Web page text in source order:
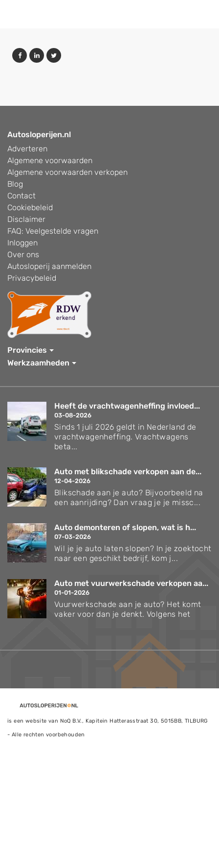
Autosloperijen.nl
Adverteren
Algemene voorwaarden
Algemene voorwaarden verkopen
Blog
Contact
Cookiebeleid
Disclaimer
FAQ: Veelgestelde vragen
Inloggen
Over ons
Autosloperij aanmelden
Privacybeleid
Provincies
Werkzaamheden
Heeft de vrachtwagenheffing invloed...
03-08-2026
Sinds 1 juli 2026 geldt in Nederland de
vrachtwagenheffing. Vrachtwagens
beta...
Auto met blikschade verkopen aan de...
12-04-2026
Blikschade aan je auto? Bijvoorbeeld na
een aanrijding? Dan vraag je je missc...
Auto demonteren of slopen, wat is h...
07-03-2026
Wil je je auto laten slopen? In je zoektocht
naar een geschikt bedrijf, kom j...
Auto met vuurwerkschade verkopen aa...
01-01-2026
Vuurwerkschade aan je auto? Het komt
vaker voor dan je denkt. Volgens het
is een website van NoQ B.V., Kapitein Hatterasstraat 30, 5015BB, TILBURG
- Alle rechten voorbehouden